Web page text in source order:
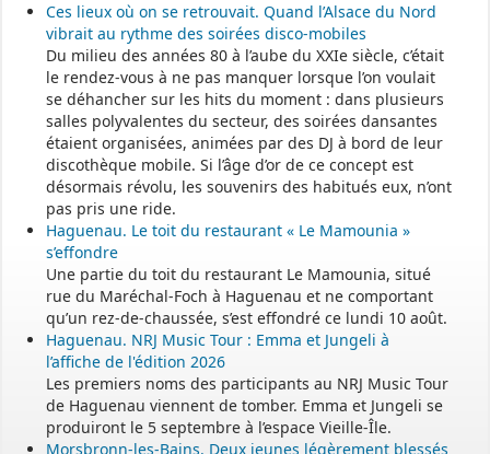
Ces lieux où on se retrouvait. Quand l’Alsace du Nord
vibrait au rythme des soirées disco-mobiles
Du milieu des années 80 à l’aube du XXIe siècle, c’était
le rendez-vous à ne pas manquer lorsque l’on voulait
se déhancher sur les hits du moment : dans plusieurs
salles polyvalentes du secteur, des soirées dansantes
étaient organisées, animées par des DJ à bord de leur
discothèque mobile. Si l’âge d’or de ce concept est
désormais révolu, les souvenirs des habitués eux, n’ont
pas pris une ride.
Haguenau. Le toit du restaurant « Le Mamounia »
s’effondre
Une partie du toit du restaurant Le Mamounia, situé
rue du Maréchal-Foch à Haguenau et ne comportant
qu’un rez-de-chaussée, s’est effondré ce lundi 10 août.
Haguenau. NRJ Music Tour : Emma et Jungeli à
l’affiche de l'édition 2026
Les premiers noms des participants au NRJ Music Tour
de Haguenau viennent de tomber. Emma et Jungeli se
produiront le 5 septembre à l’espace Vieille-Île.
Morsbronn-les-Bains. Deux jeunes légèrement blessés